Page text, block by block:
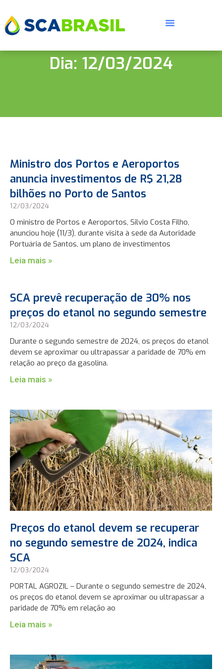
Dia: 12/03/2024
Ministro dos Portos e Aeroportos
anuncia investimentos de R$ 21,28
bilhões no Porto de Santos
12/03/2024
O ministro de Portos e Aeroportos, Silvio Costa Filho,
anunciou hoje (11/3), durante visita à sede da Autoridade
Portuária de Santos, um plano de investimentos
Leia mais »
SCA prevê recuperação de 30% nos
preços do etanol no segundo semestre
12/03/2024
Durante o segundo semestre de 2024, os preços do etanol
devem se aproximar ou ultrapassar a paridade de 70% em
relação ao preço da gasolina.
Leia mais »
Preços do etanol devem se recuperar
no segundo semestre de 2024, indica
SCA
12/03/2024
PORTAL AGROZIL – Durante o segundo semestre de 2024,
os preços do etanol devem se aproximar ou ultrapassar a
paridade de 70% em relação ao
Leia mais »